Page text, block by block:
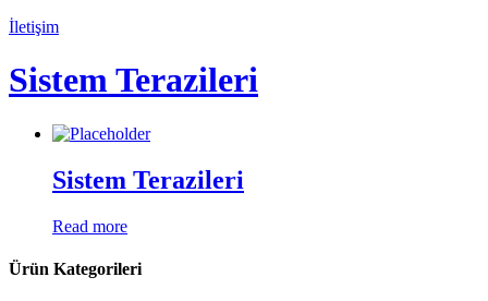
İletişim
Sistem Terazileri
Sistem Terazileri
Read more
Ürün Kategorileri